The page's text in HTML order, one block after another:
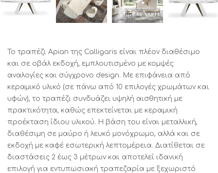
Το τραπέζι Apian της Calligaris είναι πλέον διαθέσιμο
και σε οβάλ εκδοχή, εμπλουτισμένο με κομψές
αναλογίες και σύγχρονο design. Με επιφάνεια από
κεραμικό υλικό (σε πάνω από 10 επιλογές χρωμάτων και
υφών), το τραπέζι συνδυάζει υψηλή αισθητική με
πρακτικότητα, καθώς επεκτείνεται με κεραμική
προέκταση ίδιου υλικού. Η βάση του είναι μεταλλική,
διαθέσιμη σε μαύρο ή λευκό μονόχρωμο, αλλά και σε
εκδοχή με καφέ εσωτερική λεπτομέρεια. Διατίθεται σε
διαστάσεις 2 έως 3 μέτρων και αποτελεί ιδανική
επιλογή για εντυπωσιακή τραπεζαρία με ξεχωριστό